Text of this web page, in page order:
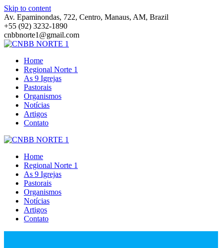
Skip to content
Av. Epaminondas, 722, Centro, Manaus, AM, Brazil
+55 (92) 3232-1890
cnbbnorte1@gmail.com
Home
Regional Norte 1
As 9 Igrejas
Pastorais
Organismos
Notícias
Artigos
Contato
Home
Regional Norte 1
As 9 Igrejas
Pastorais
Organismos
Notícias
Artigos
Contato